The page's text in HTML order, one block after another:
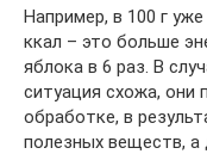
Например, в 100 г
ккал – это больше
яблока в 6 раз. В
ситуация схожа, они
обработке, в
полезных веществ, а